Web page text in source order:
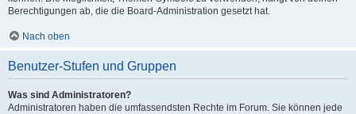
Berechtigungen ab, die die Board-Administration gesetzt hat.
Nach oben
Benutzer-Stufen und Gruppen
Was sind Administratoren?
Administratoren haben die umfassendsten Rechte im Forum. Sie können jede